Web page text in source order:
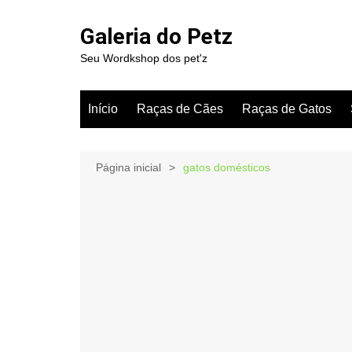
Galeria do Petz
Seu Wordkshop dos pet'z
Início Raças de Cães Raças de Gatos
Página inicial gatos domésticos